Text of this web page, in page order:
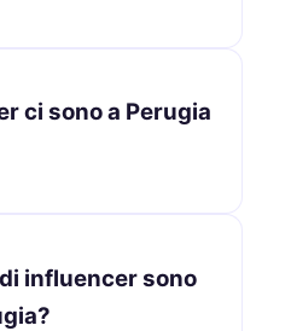
ci sono a Perugia
influencer sono